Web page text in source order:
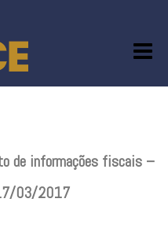
de informações fiscais –
03/2017